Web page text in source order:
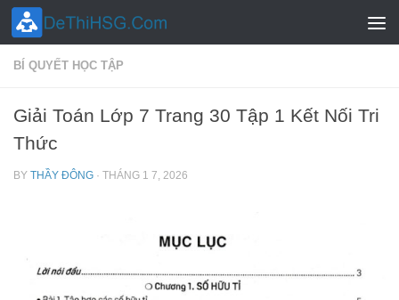
Skip to content
BÍ QUYẾT HỌC TẬP
Giải Toán Lớp 7 Trang 30 Tập 1 Kết Nối Tri
Thức
BY THẦY ĐÔNG · THÁNG 1 7, 2026